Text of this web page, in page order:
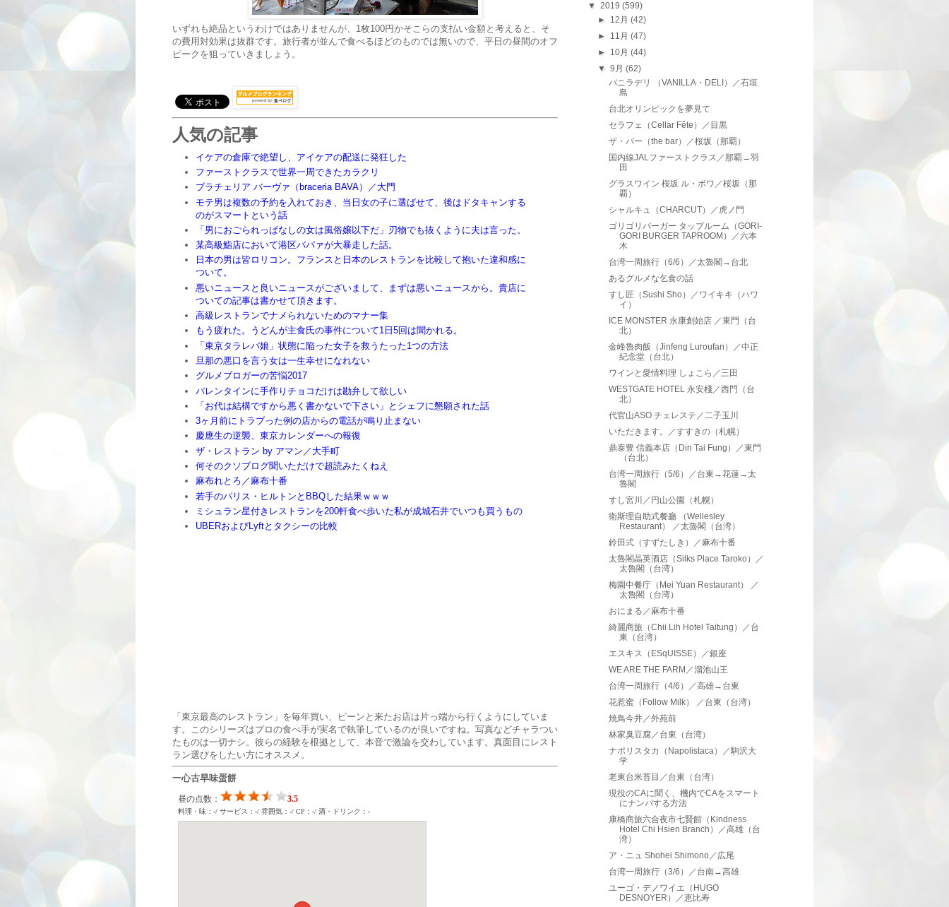
いずれも絶品というわけではありませんが、1枚100円かそこらの支払い金額と考えると、そ
の費用対効果は抜群です。旅行者が並んで食べるほどのものでは無いので、平日の昼間のオフ
ピークを狙っていきましょう。
人気の記事
イケアの倉庫で絶望し、アイケアの配送に発狂した
ファーストクラスで世界一周できたカラクリ
ブラチェリア バーヴァ（braceria BAVA）／大門
モテ男は複数の予約を入れておき、当日女の子に選ばせて、後はドタキャンする
のがスマートという話
「男におごられっぱなしの女は風俗嬢以下だ」刃物でも抜くように夫は言った。
某高級鮨店において港区ババァが大暴走した話。
日本の男は皆ロリコン。フランスと日本のレストランを比較して抱いた違和感に
ついて。
悪いニュースと良いニュースがございまして、まずは悪いニュースから。貴店に
ついての記事は書かせて頂きます。
高級レストランでナメられないためのマナー集
もう疲れた。うどんが主食氏の事件について1日5回は聞かれる。
「東京タラレバ娘」状態に陥った女子を救うたった1つの方法
旦那の悪口を言う女は一生幸せになれない
グルメブロガーの苦悩2017
バレンタインに手作りチョコだけは勘弁して欲しい
「お代は結構ですから悪く書かないで下さい」とシェフに懇願された話
3ヶ月前にトラブった例の店からの電話が鳴り止まない
慶應生の逆襲、東京カレンダーへの報復
ザ・レストラン by アマン／大手町
何そのクソブログ聞いただけで超読みたくねえ
麻布れとろ／麻布十番
若手のパリス・ヒルトンとBBQした結果ｗｗｗ
ミシュラン星付きレストランを200軒食べ歩いた私が成城石井でいつも買うもの
UBERおよびLyftとタクシーの比較
「東京最高のレストラン」を毎年買い、ピーンと来たお店は片っ端から行くようにしていま
す。このシリーズはプロの食べ手が実名で執筆しているのが良いですね。写真などチャラつい
たものは一切ナシ。彼らの経験を根拠として、本音で激論を交わしています。真面目にレスト
ラン選びをしたい方にオススメ。
一心古早味蛋餅
▼ 2019 (599)
► 12月(42)
► 11月(47)
► 10月(44)
▼9月(62)
バニラデリ （VANILLA・DELI）／石垣
島
台北オリンピックを夢見て
セラフェ（Cellar Fête）／目黒
ザ・バー（the bar）／桜坂（那覇）
国内線JALファーストクラス／那覇→羽
田
グラスワイン 桜坂 ル・ボワ／桜坂（那
覇）
シャルキュ（CHARCUT）／虎ノ門
ゴリゴリバーガー タップルーム（GORI-
GORI BURGER TAPROOM）／六本
木
台湾一周旅行（6/6）／太魯閣→台北
あるグルメな乞食の話
すし匠（Sushi Sho）／ワイキキ（ハワ
イ）
ICE MONSTER 永康創始店 ／東門（台
北）
金峰魯肉飯（Jinfeng Luroufan）／中正
紀念堂（台北）
ワインと愛情料理 しょこら／三田
WESTGATE HOTEL 永安棧／西門（台
北）
代官山ASO チェレステ／二子玉川
いただきます。／すすきの（札幌）
鼎泰豊 信義本店（Din Tai Fung）／東門
（台北）
台湾一周旅行（5/6）／台東→花蓮→太
魯閣
すし宮川／円山公園（札幌）
衛斯理自助式餐廳 （Wellesley
Restaurant） ／太魯閣（台湾）
鈴田式（すずたしき）／麻布十番
太魯閣晶英酒店（Silks Place Taroko）／
太魯閣（台湾）
梅園中餐庁（Mei Yuan Restaurant） ／
太魯閣（台湾）
おにまる／麻布十番
綺麗商旅（Chii Lih Hotel Taitung）／台
東（台湾）
エスキス（ESqUISSE）／銀座
WE ARE THE FARM／溜池山王
台湾一周旅行（4/6）／高雄→台東
花惹蜜（Follow Milk） ／台東（台湾）
焼鳥今井／外苑前
林家臭豆腐／台東（台湾）
ナポリスタカ（Napolistaca）／駒沢大
学
老東台米苔目／台東（台湾）
現役のCAに聞く、機内でCAをスマート
にナンパする方法
康橋商旅六合夜市七賢館（Kindness
Hotel Chi Hsien Branch）／高雄（台
湾）
ア・ニュ Shohei Shimono／広尾
台湾一周旅行（3/6）／台南→高雄
ユーゴ・デノワイエ（HUGO
DESNOYER）／恵比寿